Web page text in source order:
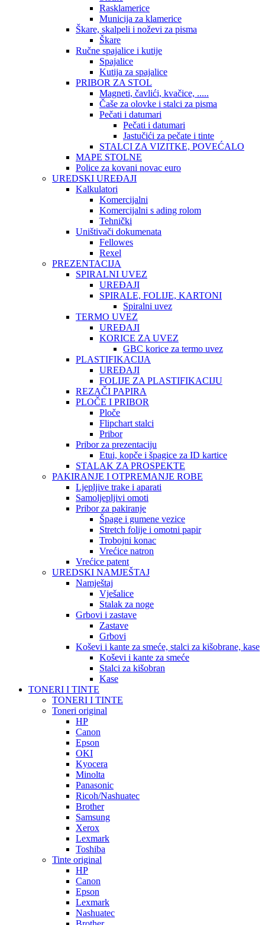
Rasklamerice
Municija za klamerice
Škare, skalpeli i noževi za pisma
Škare
Ručne spajalice i kutije
Spajalice
Kutija za spajalice
PRIBOR ZA STOL
Magneti, čavlići, kvačice, .....
Čaše za olovke i stalci za pisma
Pečati i datumari
Pečati i datumari
Jastučići za pečate i tinte
STALCI ZA VIZITKE, POVEĆALO
MAPE STOLNE
Police za kovani novac euro
UREDSKI UREĐAJI
Kalkulatori
Komercijalni
Komercijalni s ading rolom
Tehnički
Uništivači dokumenata
Fellowes
Rexel
PREZENTACIJA
SPIRALNI UVEZ
UREĐAJI
SPIRALE, FOLIJE, KARTONI
Spiralni uvez
TERMO UVEZ
UREĐAJI
KORICE ZA UVEZ
GBC korice za termo uvez
PLASTIFIKACIJA
UREĐAJI
FOLIJE ZA PLASTIFIKACIJU
REZAČI PAPIRA
PLOČE I PRIBOR
Ploče
Flipchart stalci
Pribor
Pribor za prezentaciju
Etui, kopče i špagice za ID kartice
STALAK ZA PROSPEKTE
PAKIRANJE I OTPREMANJE ROBE
Ljepljive trake i aparati
Samoljepljivi omoti
Pribor za pakiranje
Špage i gumene vezice
Stretch folije i omotni papir
Trobojni konac
Vrećice natron
Vrećice patent
UREDSKI NAMJEŠTAJ
Namještaj
Vješalice
Stalak za noge
Grbovi i zastave
Zastave
Grbovi
Koševi i kante za smeće, stalci za kišobrane, kase
Koševi i kante za smeće
Stalci za kišobran
Kase
TONERI I TINTE
TONERI I TINTE
Toneri original
HP
Canon
Epson
OKI
Kyocera
Minolta
Panasonic
Ricoh/Nashuatec
Brother
Samsung
Xerox
Lexmark
Toshiba
Tinte original
HP
Canon
Epson
Lexmark
Nashuatec